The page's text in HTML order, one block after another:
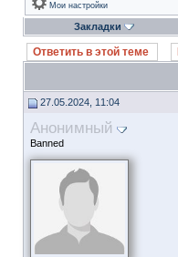
Мои настройки
Закладки
Ответить в этой теме
27.05.2024, 11:04
Анонимный
Banned